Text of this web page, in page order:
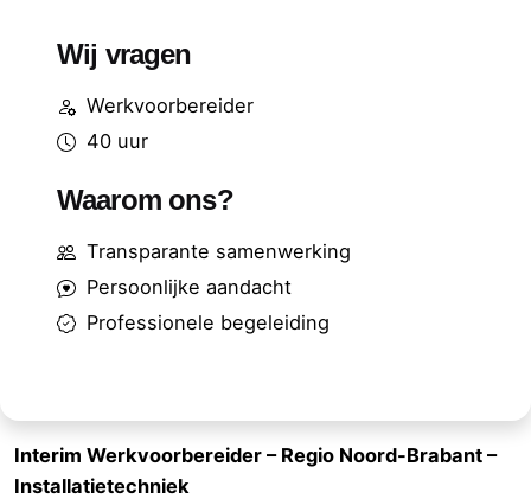
Wij vragen
Werkvoorbereider
40 uur
Waarom ons?
Transparante samenwerking
Persoonlijke aandacht
Professionele begeleiding
Interim Werkvoorbereider – Regio Noord-Brabant –
Installatietechniek